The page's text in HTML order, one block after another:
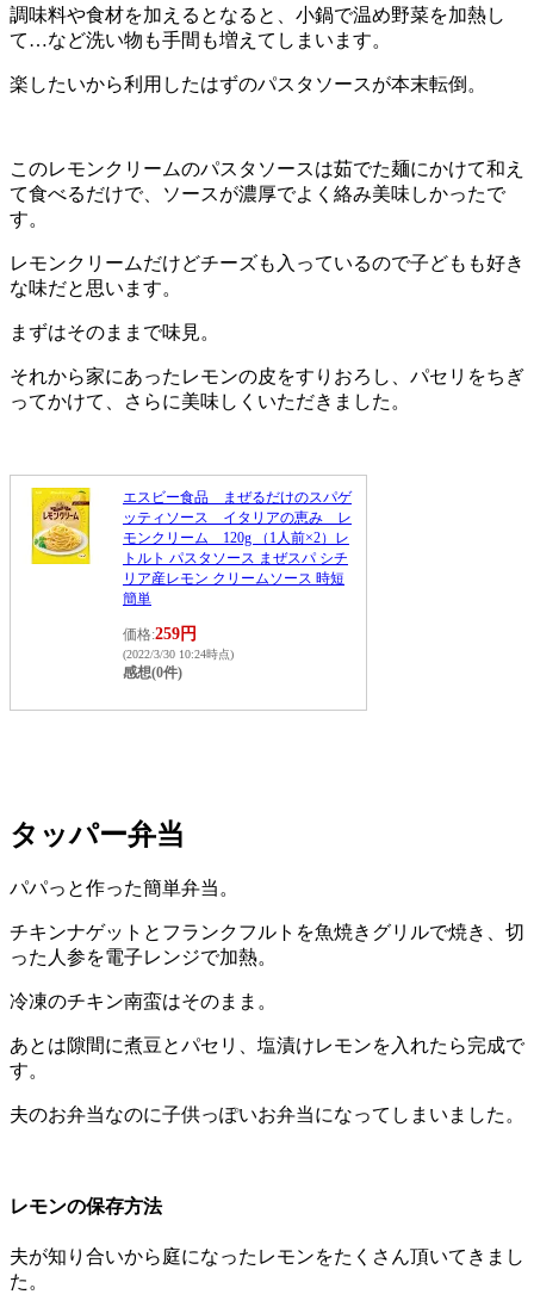
調味料や食材を加えるとなると、小鍋で温め野菜を加熱し
て…など洗い物も手間も増えてしまいます。
楽したいから利用したはずのパスタソースが本末転倒。
このレモンクリームのパスタソースは茹でた麺にかけて和え
て食べるだけで、ソースが濃厚でよく絡み美味しかったで
す。
レモンクリームだけどチーズも入っているので子どもも好き
な味だと思います。
まずはそのままで味見。
それから家にあったレモンの皮をすりおろし、パセリをちぎ
ってかけて、さらに美味しくいただきました。
エスビー食品 まぜるだけのスパゲ
ッティソース イタリアの恵み レ
モンクリーム 120g （1人前×2）レ
トルト パスタソース まぜスパ シチ
リア産レモン クリームソース 時短
簡単
価格:259円
(2022/3/30 10:24時点)
感想(0件)
タッパー弁当
パパっと作った簡単弁当。
チキンナゲットとフランクフルトを魚焼きグリルで焼き、切
った人参を電子レンジで加熱。
冷凍のチキン南蛮はそのまま。
あとは隙間に煮豆とパセリ、塩漬けレモンを入れたら完成で
す。
夫のお弁当なのに子供っぽいお弁当になってしまいました。
レモンの保存方法
夫が知り合いから庭になったレモンをたくさん頂いてきまし
た。